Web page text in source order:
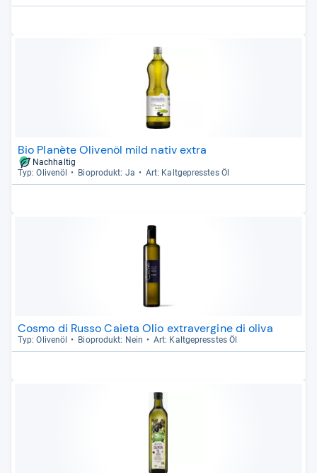
Bio Planète Olivenöl mild nativ extra
Nachhaltig
Typ: Oli­venöl
Bio­pro­dukt: Ja Art: Kalt­ge­press­tes Öl
Cosmo di Russo Caieta Olio extravergine di oliva
Typ: Oli­venöl Bio­pro­dukt: Nein Art: Kalt­ge­press­tes Öl